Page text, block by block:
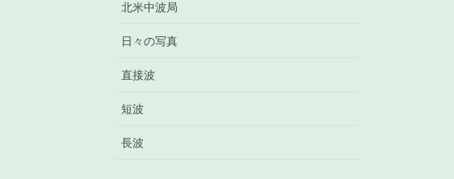
北米中波局
日々の写真
直接波
短波
長波